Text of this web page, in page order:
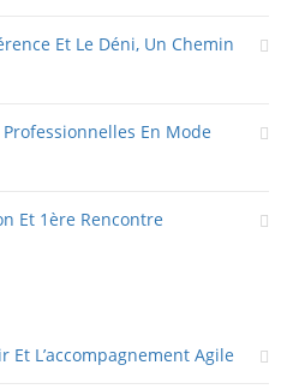
Et Le Déni, Un Chemin
En Mode
Et 1ère Rencontre
Et L’accompagnement Agile